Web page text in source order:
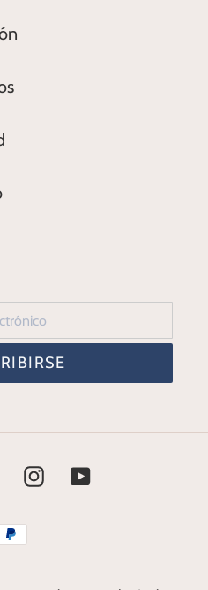
InstagramYouTube
Métodos